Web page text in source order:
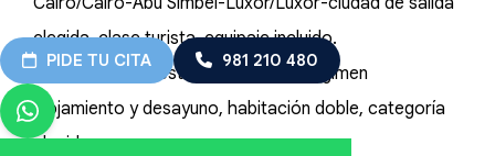
elegida, clase turista, equipaje incluido.
3 noches de estancia en Cairo, régimen
alojamiento y desayuno, habitación doble, categoría
elegida.
PIDE TU CITA 981 210 480